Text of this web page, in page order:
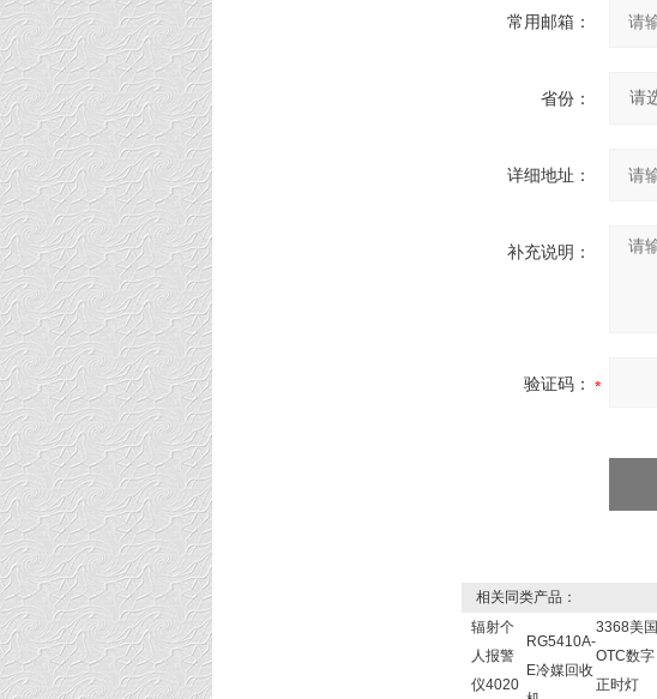
常用邮箱：
省份：
详细地址：
补充说明：
验证码：
相关同类产品：
辐射个
人报警
仪4020
RG5410A-
E冷媒回收
3368美国
OTC数字
正时灯